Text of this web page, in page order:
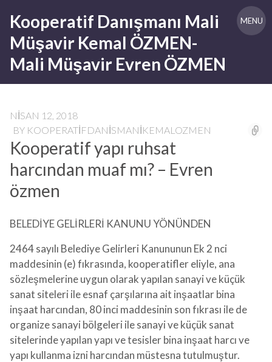
content
Kooperatif Danışmanı Mali
Müşavir Kemal ÖZMEN-
Mali Müşavir Evren ÖZMEN
MENU
NISAN 12, 2018
BY KOOPERATIFDANISMANIKEMALOZMEN
Kooperatif yapı ruhsat
harcından muaf mı? – Evren
özmen
BELEDİYE GELİRLERİ KANUNU YÖNÜNDEN
2464 sayılı Belediye Gelirleri Kanununun Ek 2 nci
maddesinin (e) fıkrasında, kooperatifler eliyle, ana
sözleşmelerine uygun olarak yapılan sanayi ve küçük
sanat siteleri ile esnaf çarşılarına ait inşaatlar bina
inşaat harcından, 80 inci maddesinin son fıkrası ile de
organize sanayi bölgeleri ile sanayi ve küçük sanat
sitelerinde yapılan yapı ve tesisler bina inşaat harcı ve
yapı kullanma izni harcından müstesna tutulmuştur.